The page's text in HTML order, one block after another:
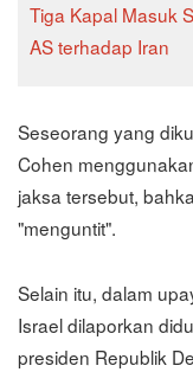
Tiga Kapal Masuk
AS terhadap Iran
Seseorang yang
Cohen
jaksa tersebut,
"menguntit".
Selain itu, dalam
Israel dilaporkan
presiden Republik